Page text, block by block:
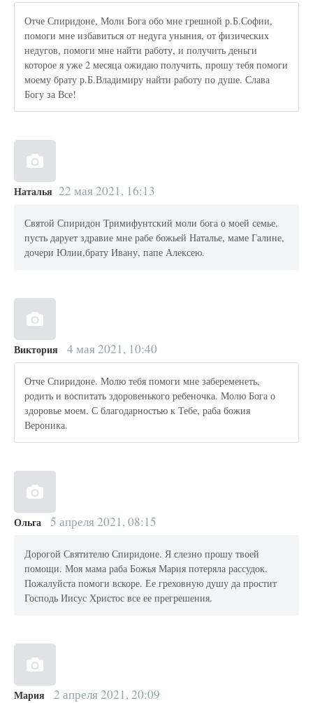
Отче Спиридоне, Моли Бога обо мне грешной р.Б.Софии,
помоги мне избавиться от недуга уныния, от физических
недугов, помоги мне найти работу, и получить деньги
которое я уже 2 месяца ожидаю получить, прошу тебя помоги
моему брату р.Б.Владимиру найти работу по душе. Слава
Богу за Все!
Наталья 22 мая 2021, 16:13
Святой Спиридон Тримифунтский моли бога о моей семье.
пусть дарует здравие мне рабе божьей Наталье, маме Галине,
дочери Юлии,брату Ивану, папе Алексею.
Виктория 4 мая 2021, 10:40
Отче Спиридоне. Молю тебя помоги мне забеременеть,
родить и воспитать здоровенького ребеночка. Молю Бога о
здоровье моем. С благодарностью к Тебе, раба божия
Вероника.
Ольга 5 апреля 2021, 08:15
Дорогой Святителю Спиридоне. Я слезно прошу твоей
помощи. Моя мама раба Божья Мария потеряла рассудок.
Пожалуйста помоги вскоре. Ее греховную душу да простит
Господь Иисус Христос все ее прегрешения.
Мария 2 апреля 2021, 20:09